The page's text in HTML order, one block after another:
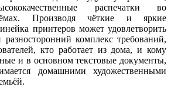
распечатки во
Производя чёткие и яркие
принтеров может удовлетворить
комплекс требований,
кто работает из дома, и кому
и в основном текстовые документы,
домашними художественными